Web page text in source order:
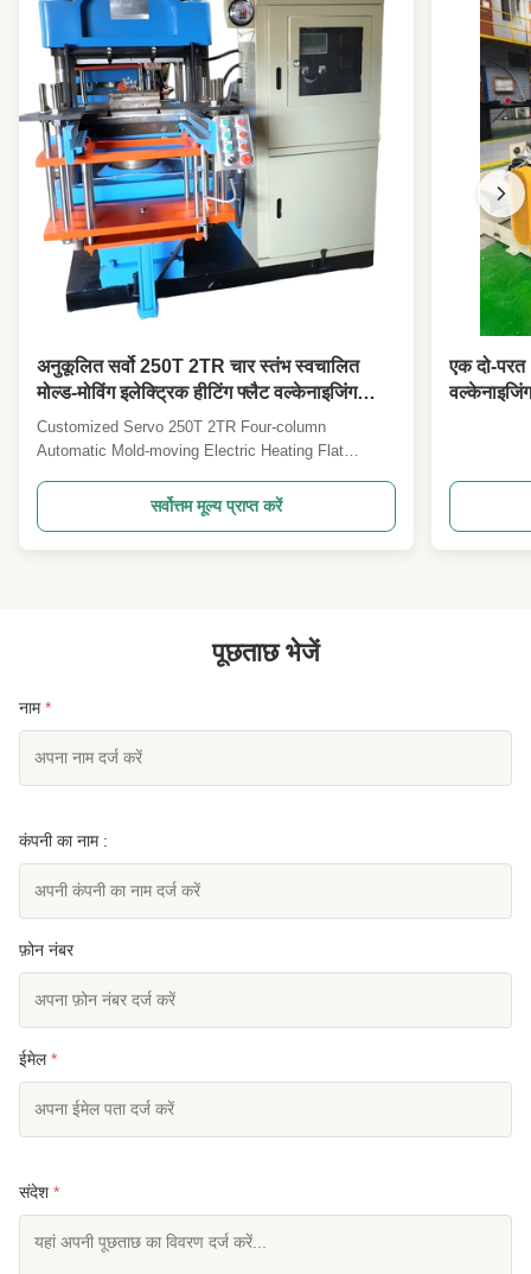
अनुकूलित सर्वो 250T 2TR चार स्तंभ स्वचालित
मोल्ड-मोविंग इलेक्ट्रिक हीटिंग फ्लैट वल्केनाइजिंग
मशीन आर फंक्शन के साथ
Customized Servo 250T 2TR Four-column
Automatic Mold-moving Electric Heating Flat
vulcanizing machines are engineered to induce
chemical reactions in rubber materials, resulting in
सर्वोत्तम मूल्य प्राप्त करें
एक दो-
पूछताछ भेजें
नाम*
कंपनी का नाम :
फ़ोन नंबर
ईमेल*
संदेश *